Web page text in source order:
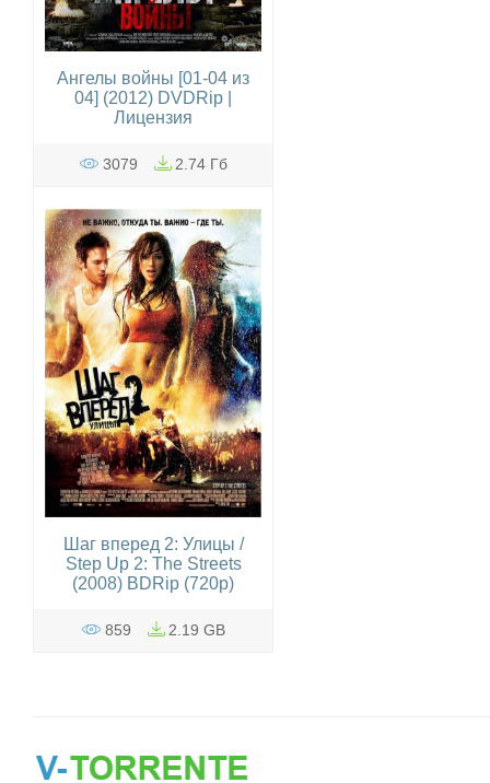
Ангелы войны [01-04 из
04] (2012) DVDRip |
Лицензия
3079 2.74 Гб
Шаг вперед 2: Улицы /
Step Up 2: The Streets
(2008) BDRip (720p)
859 2.19 GB